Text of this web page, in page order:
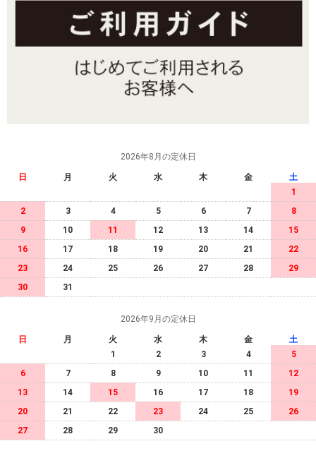
2026年8月の定休日
日 月 火 水 木 金
土
1
2
3 4 5 6 7
8
9
10 11 12 13 14
15
16
17 18 19 20 21
22
23
24 25 26 27 28
29
30
31
2026年9月の定休日
日 月 火 水 木 金
土
1
2 3 4
5
6
7 8 9 10 11
12
13
14 15 16 17 18
19
20
21 22 23 24 25
26
27
28 29 30